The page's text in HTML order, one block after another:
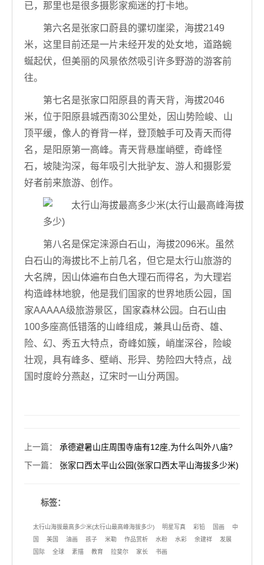
已，那里也是很多摄影家痴迷的打卡地。
第六名是张家口蔚县的骡切崖梁，海拔2149
米，这里目前还是一片未经开发的处女地，道路蜿
蜒起伏，但美丽的风景依然吸引许多野游的游客前
往。
第七名是张家口阳原县的青天背，海拔2046
米，位于阳原县城西南30公里处，因山势险峻、山
顶平缓，像人的脊背一样，登顶触手可及青天而得
名，是阳原第一高峰。青天背悬崖峭壁，奇峰怪
石，坡陡沟深，每年吸引大批驴友、游人和摄影爱
好者前来旅游、创作。
第八名是保定涞源白石山，海拔2096米。虽然
白石山的海拔比不上前几名，但它是太行山旅游的
大名牌，因山体遍布白色大理石而得名，为大理岩
构造峰林地貌，他是我们国家的世界地质公园，国
家AAAAA级旅游景区，国家森林公园。白石山由
100多座高低错落的山峰组成，兼具山岳奇、雄、
险、幻、秀五大特点，奇峰如簇，峭崖深谷，险峻
壮观，具有峰多、壁峭、形异、势险四大特点，战
国时度岭分燕赵，辽宋时一山分两国。
上一篇： 承德避暑山庄周围寺庙有12座,为什么叫外八庙?
下一篇： 张家口西太平山公园(张家口西太平山海拔多少米)
标签：
太行山海拔最高多少米(太行山最高峰海拔多少) 明星写真 彩铅 国画
中
国
美国 油画 孩子 米勒 作品赏析 水粉 水彩 余建祥
发展
国际
全球 素描 教育 拉斐尔 家长 书画